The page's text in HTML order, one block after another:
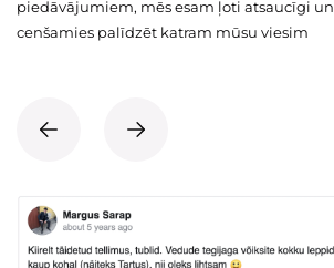
piedāvājumiem, mēs esam ļoti atsaucīgi un
cenšamies palīdzēt katram mūsu viesim